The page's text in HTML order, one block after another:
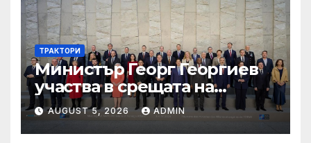
ТРАКТОРИ
Министър Георг Георгиев
участва в срещата на
министрите на външните
работи на НАТО
AUGUST 5, 2026 ADMIN